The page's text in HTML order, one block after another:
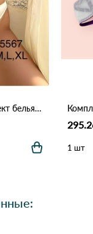
Женский атласный комплект белья: бюстгальтер на косточках и трусики (Опт) 5567 Айвори
1 шт